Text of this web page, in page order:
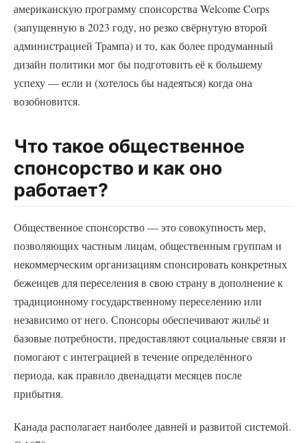
американскую программу спонсорства Welcome Corps
(запущенную в 2023 году, но резко свёрнутую второй
администрацией Трампа) и то, как более продуманный
дизайн политики мог бы подготовить её к большему
успеху — если и (хотелось бы надеяться) когда она
возобновится.
Что такое общественное
спонсорство и как оно
работает?
Общественное спонсорство — это совокупность мер,
позволяющих частным лицам, общественным группам и
некоммерческим организациям спонсировать конкретных
беженцев для переселения в свою страну в дополнение к
традиционному государственному переселению или
независимо от него. Спонсоры обеспечивают жильё и
базовые потребности, предоставляют социальные связи и
помогают с интеграцией в течение определённого
периода, как правило двенадцати месяцев после
прибытия.
Канада располагает наиболее давней и развитой системой.